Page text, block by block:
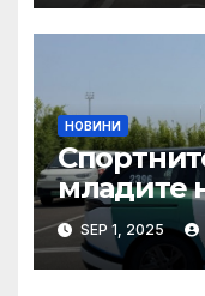
при
НОВИНИ
младите
техните
нужда от
и ние ще
SEP 1, 2025